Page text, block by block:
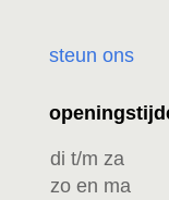
steun ons
di t/m za
zo en ma